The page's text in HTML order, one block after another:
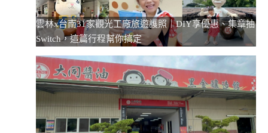
雲林x台南31家觀光工廠旅遊護照｜DIY享優惠、集章抽
Switch，這篇行程幫你搞定